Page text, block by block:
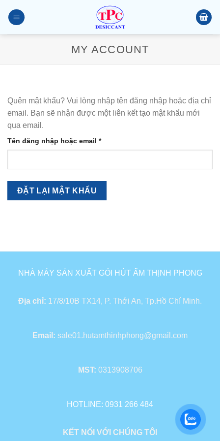
đến
MY ACCOUNT
Quên mật khẩu? Vui lòng nhập tên đăng nhập hoặc địa chỉ
email. Bạn sẽ nhận được một liên kết tạo mật khẩu mới
qua email.
Tên đăng nhập hoặc email *Bắt
buộc
ĐẶT LẠI MẬT KHẨU
NHÀ MÁY SẢN XUẤT GÓI HÚT ẨM THỊNH PHONG
Địa chỉ: 17/8/10B TX14, P. Thới An, Tp.Hồ Chí Minh.
Email: sale01.hutamthinhphong@gmail.com
MST: 0313908706
HOTLINE: 0931 266 484
KẾT NỐI VỚI CHÚNG TÔI